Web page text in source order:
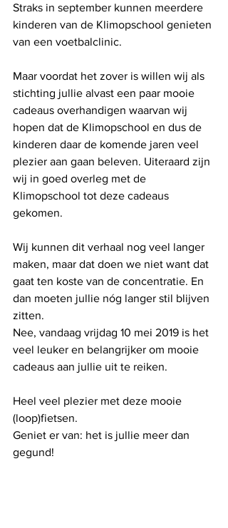
Straks in september kunnen meerdere
kinderen van de Klimopschool genieten
van een voetbalclinic.
Maar voordat het zover is willen wij als
stichting jullie alvast een paar mooie
cadeaus overhandigen waarvan wij
hopen dat de Klimopschool en dus de
kinderen daar de komende jaren veel
plezier aan gaan beleven. Uiteraard zijn
wij in goed overleg met de
Klimopschool tot deze cadeaus
gekomen.
Wij kunnen dit verhaal nog veel langer
maken, maar dat doen we niet want dat
gaat ten koste van de concentratie. En
dan moeten jullie nóg langer stil blijven
zitten.
Nee, vandaag vrijdag 10 mei 2019 is het
veel leuker en belangrijker om mooie
cadeaus aan jullie uit te reiken.
Heel veel plezier met deze mooie
(loop)fietsen.
Geniet er van: het is jullie meer dan
gegund!